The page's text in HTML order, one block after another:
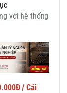
với hệ thống
/ Cái